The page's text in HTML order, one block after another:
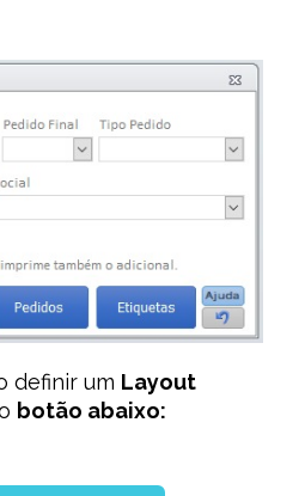
definir um Layout
botão abaixo: